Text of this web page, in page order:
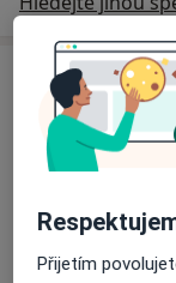
Specialisté
Ortoped
Jan
Přijetím